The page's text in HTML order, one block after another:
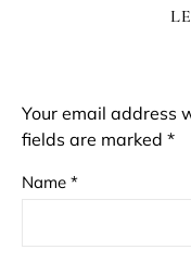
Your email address
fields are marked *
Name *